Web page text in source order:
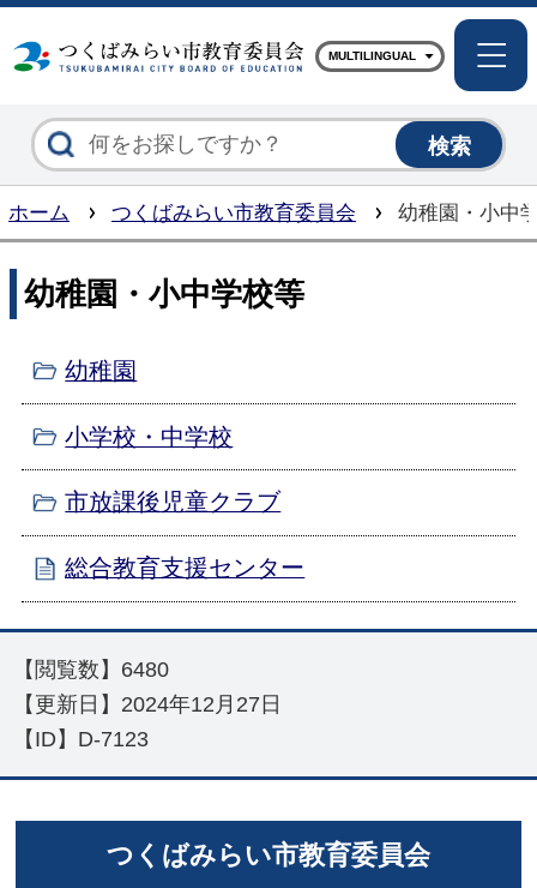
つく
MULTILINGUAL
ホーム つくばみらい市教育委員会 幼稚園・小中
幼稚園・小中学校等
幼稚園
小学校・中学校
市放課後児童クラブ
総合教育支援センター
【閲覧数】 6480
【更新日】 2024年12月27日
【ID】 D-7123
つくばみらい市教育委員会